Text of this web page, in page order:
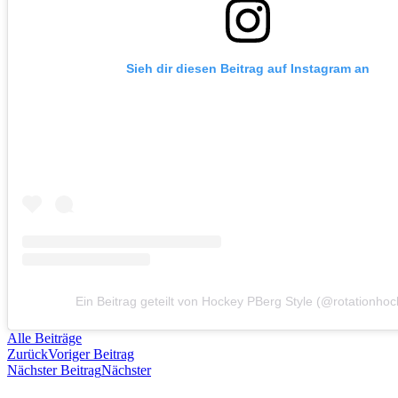
Sieh dir diesen Beitrag auf Instagram an
Ein Beitrag geteilt von Hockey PBerg Style
Alle Beiträge
ZurückVoriger Beitrag
Nächster BeitragNächster